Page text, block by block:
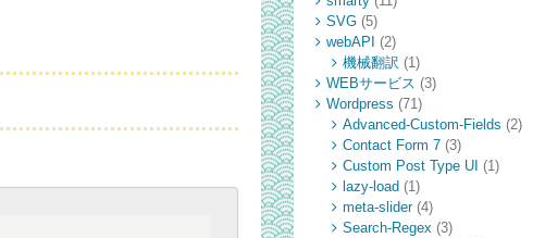
SVG(5)
webAPI
(2)
機械翻訳 (1)
WEBサービス (3)
Wordpress (71)
Advanced-Custom-Fields (2)
Contact Form 7(3)
Custom Post Type UI (1)
lazy-load (1)
meta-slider(4)
Search-Regex (3)